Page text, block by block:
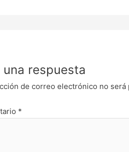
una respuesta
de correo electrónico no será
*